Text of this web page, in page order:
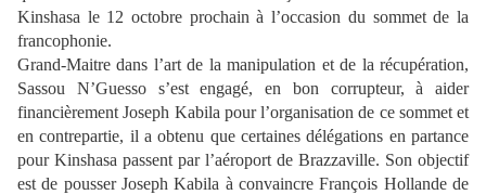
Kinshasa le 12 octobre prochain à l’occasion du sommet de la
francophonie.
Grand-Maitre dans l’art de la manipulation et de la récupération,
Sassou N’Guesso s’est engagé, en bon corrupteur, à aider
financièrement Joseph Kabila pour l’organisation de ce sommet et
en contrepartie, il a obtenu que certaines délégations en partance
pour Kinshasa passent par l’aéroport de Brazzaville. Son objectif
est de pousser Joseph Kabila à convaincre François Hollande de